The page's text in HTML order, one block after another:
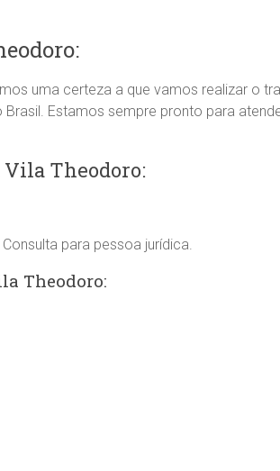
uma certeza a que vamos realizar o
Estamos sempre pronto para
Vila Theodoro:
para pessoa jurídica.
Theodoro: